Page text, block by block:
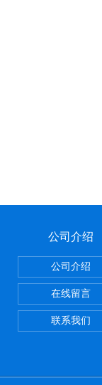
公司介绍
公司介绍
在线留言
联系我们